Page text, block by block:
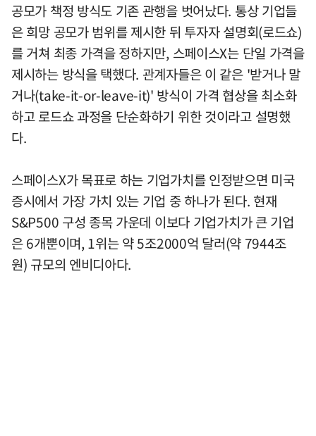
공모가 책정 방식도 기존 관행을 벗어났다. 통상 기업들
은 희망 공모가 범위를 제시한 뒤 투자자 설명회(로드쇼)
를 거쳐 최종 가격을 정하지만, 스페이스X는 단일 가격을
제시하는 방식을 택했다. 관계자들은 이 같은 '받거나 말
거나(take-it-or-leave-it)' 방식이 가격 협상을 최소화
하고 로드쇼 과정을 단순화하기 위한 것이라고 설명했
다.
스페이스X가 목표로 하는 기업가치를 인정받으면 미국
증시에서 가장 가치 있는 기업 중 하나가 된다. 현재
S&P500 구성 종목 가운데 이보다 기업가치가 큰 기업
은 6개뿐이며, 1위는 약 5조2000억 달러(약 7944조
원) 규모의 엔비디아다.